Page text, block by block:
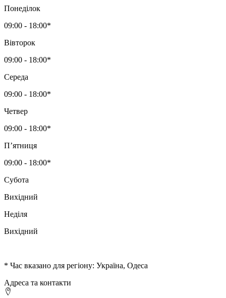
Понеділок
09:00 - 18:00*
Вівторок
09:00 - 18:00*
Середа
09:00 - 18:00*
Четвер
09:00 - 18:00*
Пʼятниця
09:00 - 18:00*
Субота
Вихідний
Неділя
Вихідний
* Час вказано для регіону: Україна, Одеса
Адреса та контакти